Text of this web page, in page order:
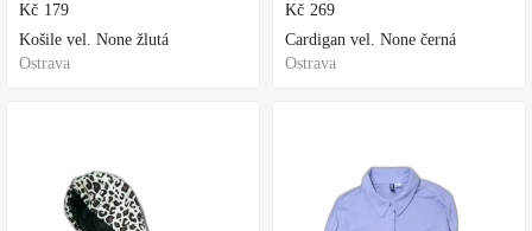
Kč 179
Košile vel. None žlutá
Ostrava
Kč 269
Cardigan vel. None černá
Ostrava